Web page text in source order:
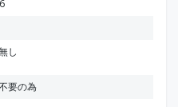
し
要の為